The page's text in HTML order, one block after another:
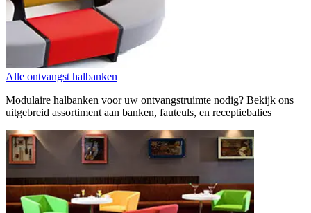
Alle ontvangst halbanken
Modulaire halbanken voor uw ontvangstruimte nodig? Bekijk ons
uitgebreid assortiment aan banken, fauteuls, en receptiebalies